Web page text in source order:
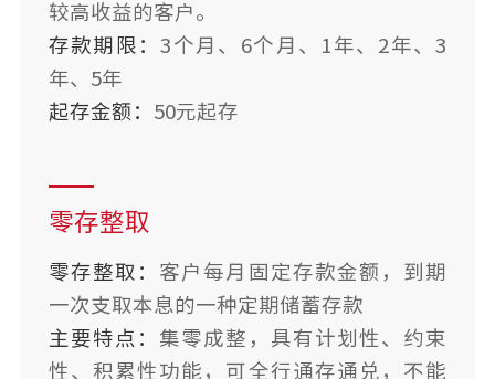
较高收益的客户。
存款期限： 3个月、6个月、1年、2年、3
年、5年
起存金额：
50元起存
零存整取
零存整取： 客户每月固定存款金额，到期
一次支取本息的一种定期储蓄存款
主要特点： 集零成整，具有计划性、约束
性、积累性功能，可全行通存通兑，不能